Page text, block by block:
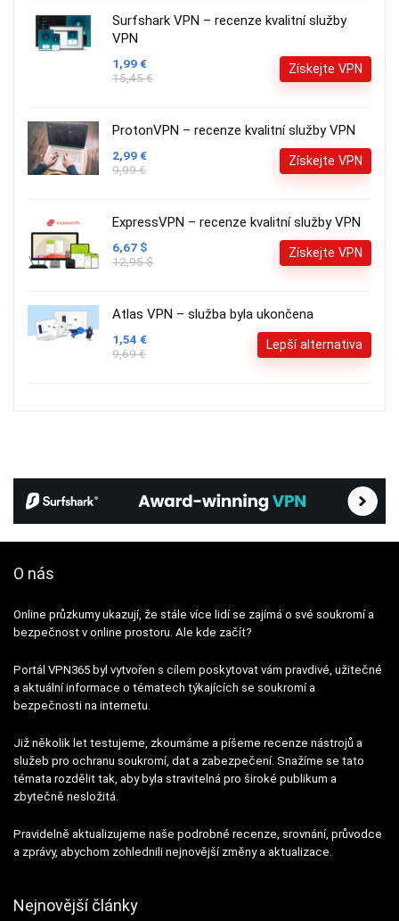
Surfshark VPN – recenze kvalitní služby
VPN
1,99 €
15,45 €
Získejte VPN
ProtonVPN – recenze kvalitní služby VPN
2,99 €
9,99 €
Získejte VPN
ExpressVPN – recenze kvalitní služby VPN
6,67 $
12,95 $
Získejte VPN
Atlas VPN – služba byla ukončena
1,54 €
9,69 €
Lepší alternativa
O nás
Online průzkumy ukazují, že stále více lidí se zajímá o své soukromí a
bezpečnost v online prostoru. Ale kde začít?
Portál VPN365 byl vytvořen s cílem poskytovat vám pravdivé, užitečné
a aktuální informace o tématech týkajících se soukromí a
bezpečnosti na internetu.
Již několik let testujeme, zkoumáme a píšeme recenze nástrojů a
služeb pro ochranu soukromí, dat a zabezpečení. Snažíme se tato
témata rozdělit tak, aby byla stravitelná pro široké publikum a
zbytečně nesložitá.
Pravidelně aktualizujeme naše podrobné recenze, srovnání, průvodce
a zprávy, abychom zohlednili nejnovější změny a aktualizace.
Nejnovější články